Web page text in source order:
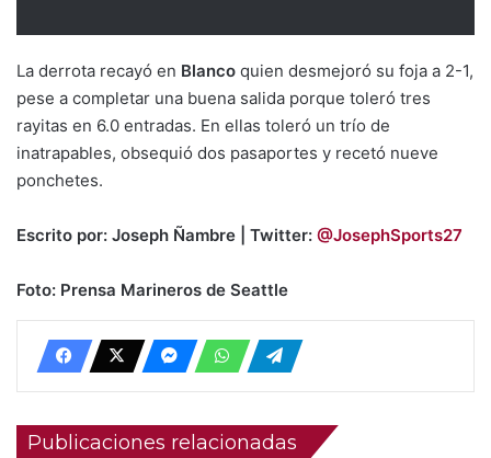
La derrota recayó en Blanco quien desmejoró su foja a 2-1,
pese a completar una buena salida porque toleró tres
rayitas en 6.0 entradas. En ellas toleró un trío de
inatrapables, obsequió dos pasaportes y recetó nueve
ponchetes.
Escrito por: Joseph Ñambre | Twitter: @JosephSports27
Foto: Prensa Marineros de Seattle
Publicaciones relacionadas